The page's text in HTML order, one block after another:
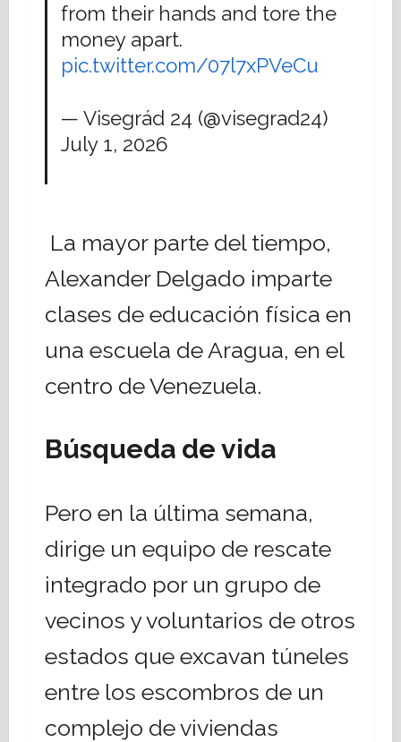
from their hands and tore the
money apart.
pic.twitter.com/07l7xPVeCu
— Visegrád 24 (@visegrad24)
July 1, 2026
La mayor parte del tiempo,
Alexander Delgado imparte
clases de educación física en
una escuela de Aragua, en el
centro de Venezuela.
Búsqueda de vida
Pero en la última semana,
dirige un equipo de rescate
integrado por un grupo de
vecinos y voluntarios de otros
estados que excavan túneles
entre los escombros de un
complejo de viviendas